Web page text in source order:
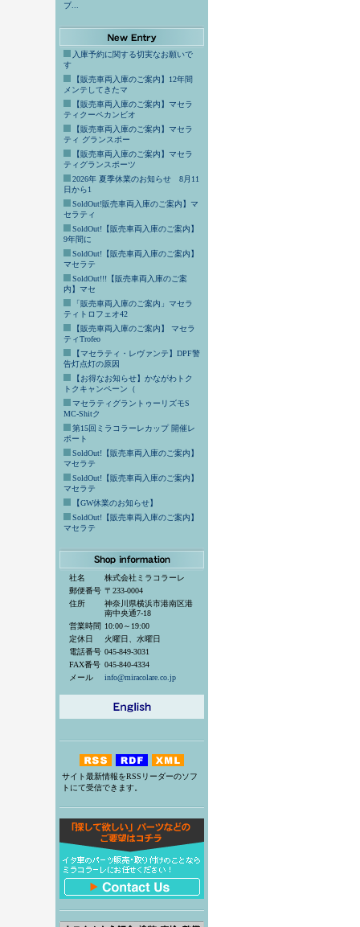
ブ...
入庫予約に関する切実なお願いで
す
【販売車両入庫のご案内】12年間
メンテしてきたマ
【販売車両入庫のご案内】マセラ
ティクーペカンビオ
【販売車両入庫のご案内】マセラ
ティ グランスポー
【販売車両入庫のご案内】マセラ
ティグランスポーツ
2026年 夏季休業のお知らせ 8月11
日から1
SoldOut!販売車両入庫のご案内】マ
セラティ
SoldOut!【販売車両入庫のご案内】
9年間に
SoldOut!【販売車両入庫のご案内】
マセラテ
SoldOut!!!【販売車両入庫のご案
内】マセ
「販売車両入庫のご案内」マセラ
ティトロフェオ42
【販売車両入庫のご案内】 マセラ
ティTrofeo
【マセラティ・レヴァンテ】DPF警
告灯点灯の原因
【お得なお知らせ】かながわトク
トクキャンペーン（
マセラティグラントゥーリズモS
MC-Shitク
第15回ミラコラーレカップ 開催レ
ポート
SoldOut!【販売車両入庫のご案内】
マセラテ
SoldOut!【販売車両入庫のご案内】
マセラテ
【GW休業のお知らせ】
SoldOut!【販売車両入庫のご案内】
マセラテ
社名
株式会社ミラコラーレ
郵便番号 〒233-0004
住所
神奈川県横浜市港南区港
南中央通7-18
営業時間 10:00～19:00
定休日
火曜日、水曜日
電話番号 045-849-3031
FAX番号 045-840-4334
メール
info@miracolare.co.jp
サイト最新情報をRSSリーダーのソフ
トにて受信できます。